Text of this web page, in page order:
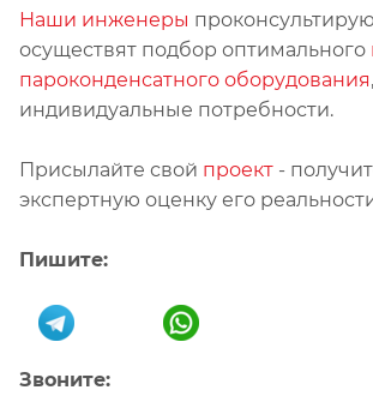
Наши инженеры
осуществят подбор оптимального
пароконденсатного оборудования
индивидуальные потребности.
Присылайте свой проект -
экспертную оценку его
Пишите:
Звоните: